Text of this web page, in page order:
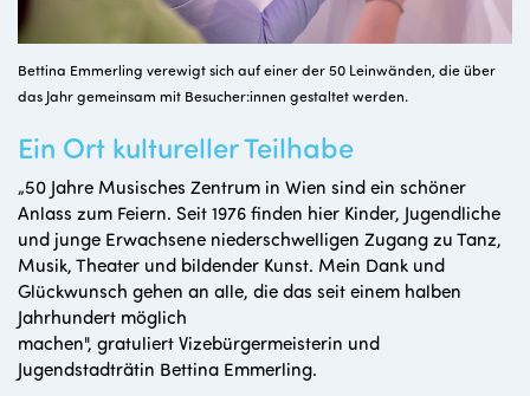
Bettina Emmerling verewigt sich auf einer der 50 Leinwänden, die über
das Jahr gemeinsam mit Besucher:innen gestaltet werden.
Ein Ort kultureller Teilhabe
„50 Jahre Musisches Zentrum in Wien sind ein schöner
Anlass zum Feiern. Seit 1976 finden hier Kinder, Jugendliche
und junge Erwachsene niederschwelligen Zugang zu Tanz,
Musik, Theater und bildender Kunst. Mein Dank und
Glückwunsch gehen an alle, die das seit einem halben
Jahrhundert möglich
machen", gratuliert Vizebürgermeisterin und
Jugendstadträtin Bettina Emmerling.